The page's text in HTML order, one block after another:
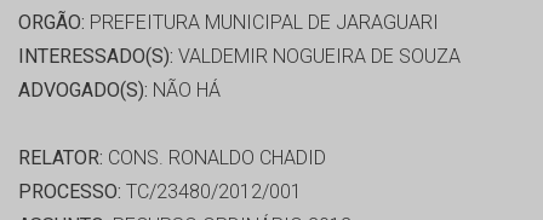
ORGÃO: PREFEITURA MUNICIPAL DE JARAGUARI
INTERESSADO(S): VALDEMIR NOGUEIRA DE SOUZA
ADVOGADO(S): NÃO HÁ
RELATOR: CONS. RONALDO CHADID
PROCESSO: TC/23480/2012/001